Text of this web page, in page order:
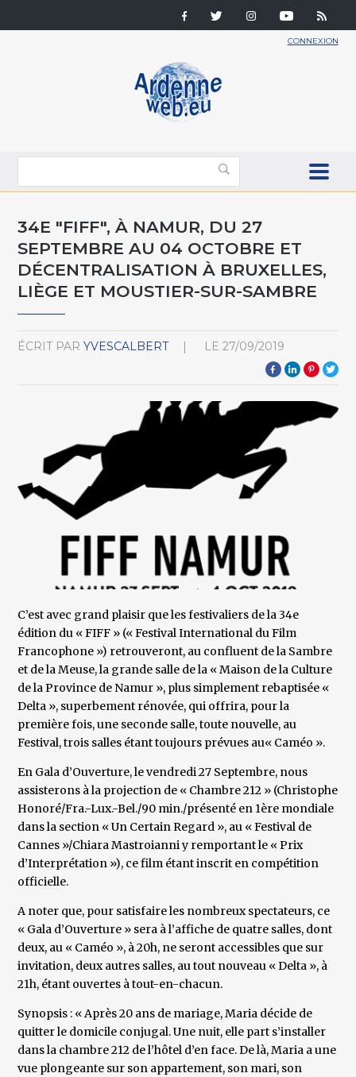
CONNEXION
34E "FIFF", À NAMUR, DU 27
SEPTEMBRE AU 04 OCTOBRE ET
DÉCENTRALISATION À BRUXELLES,
LIÈGE ET MOUSTIER-SUR-SAMBRE
ÉCRIT PAR YVESCALBERT LE 27/09/2019
C’est avec grand plaisir que les festivaliers de la 34e
édition du « FIFF » (« Festival International du Film
Francophone ») retrouveront, au confluent de la Sambre
et de la Meuse, la grande salle de la « Maison de la Culture
de la Province de Namur », plus simplement rebaptisée «
Delta », superbement rénovée, qui offrira, pour la
première fois, une seconde salle, toute nouvelle, au
Festival, trois salles étant toujours prévues au« Caméo ».
En Gala d’Ouverture, le vendredi 27 Septembre, nous
assisterons à la projection de « Chambre 212 » (Christophe
Honoré/Fra.-Lux.-Bel./90 min./présenté en 1ère mondiale
dans la section « Un Certain Regard », au « Festival de
Cannes »/Chiara Mastroianni y remportant le « Prix
d’Interprétation »), ce film étant inscrit en compétition
officielle.
A noter que, pour satisfaire les nombreux spectateurs, ce
« Gala d’Ouverture » sera à l’affiche de quatre salles, dont
deux, au « Caméo », à 20h, ne seront accessibles que sur
invitation, deux autres salles, au tout nouveau « Delta », à
21h, étant ouvertes à tout-en-chacun.
Synopsis : « Après 20 ans de mariage, Maria décide de
quitter le domicile conjugal. Une nuit, elle part s’installer
dans la chambre 212 de l’hôtel d’en face. De là, Maria a une
vue plongeante sur son appartement, son mari, son